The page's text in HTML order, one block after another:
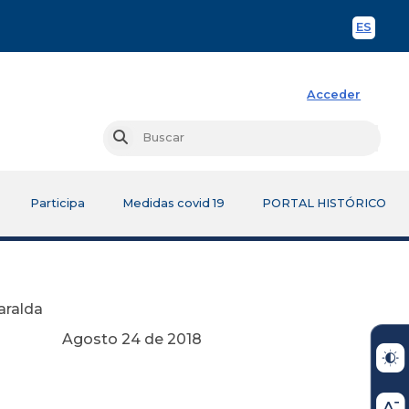
ES
Acceder
Buscar
Participa Medidas covid 19 PORTAL HISTÓRICO
2018